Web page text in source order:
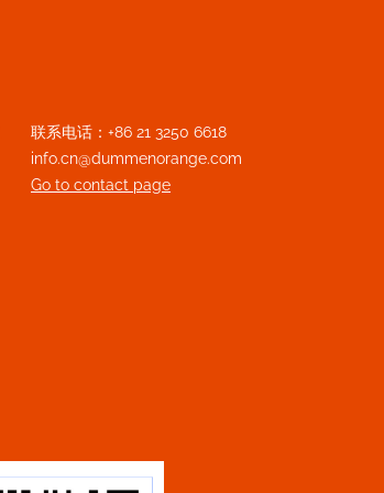
联系电话：+86 21 3250 6618
info.cn@dummenorange.com
Go to contact page